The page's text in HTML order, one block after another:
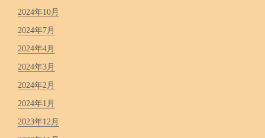
2024年10月
2024年7月
2024年4月
2024年3月
2024年2月
2024年1月
2023年12月